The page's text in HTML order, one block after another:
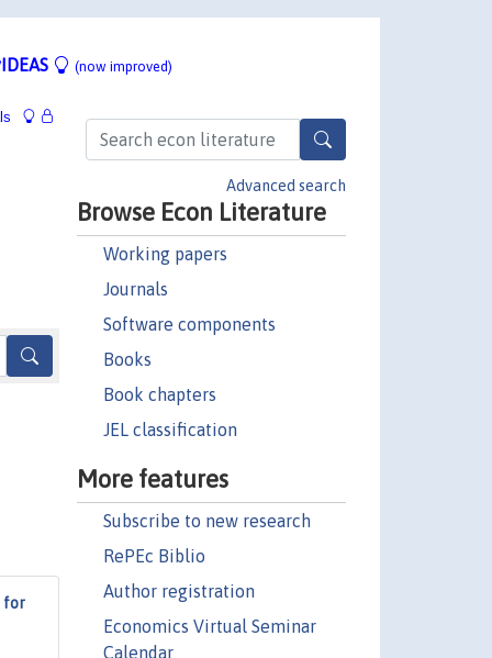
(now improved)
Advanced search
Browse Econ Literature
Working papers
Journals
Software components
Books
Book chapters
JEL classification
More features
Subscribe to new research
RePEc Biblio
Author registration
Economics Virtual Seminar
Calendar
for